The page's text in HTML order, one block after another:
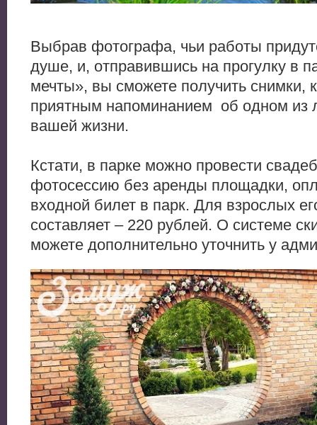
Выбрав фотографа, чьи работы
душе, и, отправившись на прогулку в
мечты», вы сможете получить снимки,
приятным напоминанием об одном из
вашей жизни.
Кстати, в парке можно провести
фотосессию без аренды площадки,
входной билет в парк. Для взрослых
составляет – 220 рублей. О системе
можете дополнительно уточнить у